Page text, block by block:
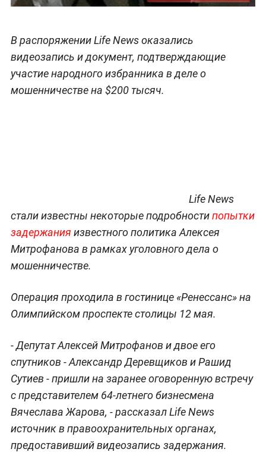
В распоряжении Life News оказались
видеозапись и документ, подтверждающие
участие народного избранника в деле о
мошенничестве на $200 тысяч.
Life News
стали известны некоторые подробностипопытки
задержания известного политика Алексея
Митрофанова в рамках уголовного дела о
мошенничестве.
Операция проходила в гостинице «Ренессанс» на
Олимпийском проспекте столицы 12 мая.
- Депутат Алексей Митрофанов и двое его
спутников - Александр Деревщиков и Рашид
Сутиев - пришли на заранее оговоренную встречу
с представителем 64-летнего бизнесмена
Вячеслава Жарова, - рассказал Life News
источник в правоохранительных органах,
предоставивший видеозапись задержания.